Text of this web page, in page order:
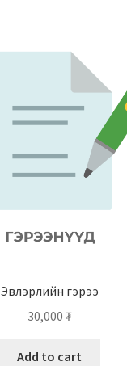
Эвлэрлийн гэрээ
30,000 ₮
Add to cart